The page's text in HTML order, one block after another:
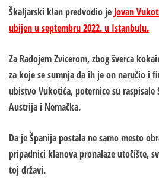
Škaljarski klan predvodio je Jovan
ubijen u septembru 2022. u Istanbulu.
Za Radojem Zvicerom, zbog šverca
za koje se sumnja da ih je on naručio i
ubistvo Vukotića, poternice su raspisale
Austrija i Nemačka.
Da je Španija postala ne samo mesto
pripadnici klanova pronalaze utočište,
toj državi.